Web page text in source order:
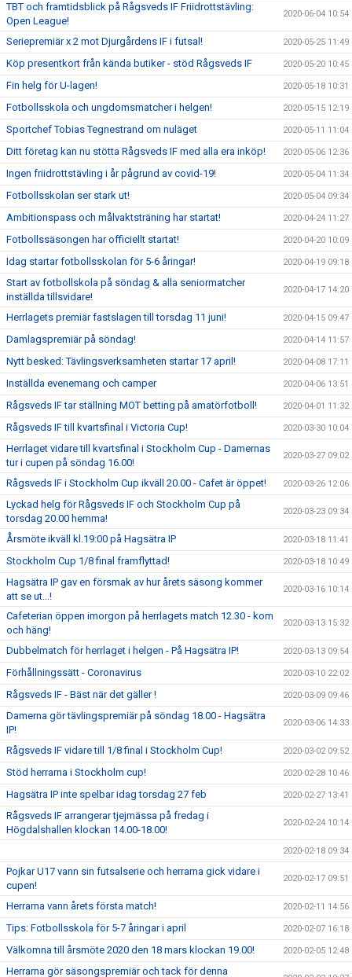
TBT och framtidsblick på Rågsveds IF Friidrottstävling:
Open League!
2020-06-04 10:54
Seriepremiär x 2 mot Djurgårdens IF i futsal! 2020-05-25 11:49
Köp presentkort från kända butiker - stöd Rågsveds IF 2020-05-20 10:45
Fin helg för U-lagen! 2020-05-18 10:31
Fotbollsskola och ungdomsmatcher i helgen! 2020-05-15 12:19
Sportchef Tobias Tegnestrand om nuläget 2020-05-11 11:04
Ditt företag kan nu stötta Rågsveds IF med alla era inköp! 2020-05-06 12:36
Ingen friidrottstävling i år pågrund av covid-19! 2020-05-04 11:34
Fotbollsskolan ser stark ut! 2020-05-04 09:34
Ambitionspass och målvaktsträning har startat! 2020-04-24 11:27
Fotbollssäsongen har officiellt startat! 2020-04-20 10:09
Idag startar fotbollsskolan för 5-6 åringar! 2020-04-19 09:18
Start av fotbollskola på söndag & alla seniormatcher
inställda tillsvidare!
2020-04-17 14:20
Herrlagets premiär fastslagen till torsdag 11 juni! 2020-04-15 09:47
Damlagspremiär på söndag! 2020-04-14 11:57
Nytt besked: Tävlingsverksamheten startar 17 april! 2020-04-08 17:11
Inställda evenemang och camper 2020-04-06 13:51
Rågsveds IF tar ställning MOT betting på amatörfotboll! 2020-04-01 11:32
Rågsveds IF till kvartsfinal i Victoria Cup! 2020-03-30 10:04
Herrlaget vidare till kvartsfinal i Stockholm Cup - Damernas
tur i cupen på söndag 16.00!
2020-03-27 09:02
Rågsveds IF i Stockholm Cup ikväll 20.00 - Cafet är öppet! 2020-03-26 12:06
Lyckad helg för Rågsveds IF och Stockholm Cup på
torsdag 20.00 hemma!
2020-03-23 09:34
Årsmöte ikväll kl.19:00 på Hagsätra IP 2020-03-18 11:41
Stockholm Cup 1/8 final framflyttad! 2020-03-18 10:49
Hagsätra IP gav en försmak av hur årets säsong kommer
att se ut...!
2020-03-16 10:14
Cafeterian öppen imorgon på herrlagets match 12.30 - kom
och häng!
2020-03-13 15:32
Dubbelmatch för herrlaget i helgen - På Hagsätra IP! 2020-03-13 09:54
Förhållningssätt - Coronavirus 2020-03-10 22:02
Rågsveds IF - Bäst när det gäller ! 2020-03-09 09:46
Damerna gör tävlingspremiär på söndag 18.00 - Hagsätra
IP!
2020-03-06 14:33
Rågsveds IF vidare till 1/8 final i Stockholm Cup! 2020-03-02 09:52
Stöd herrarna i Stockholm cup! 2020-02-28 10:46
Hagsätra IP inte spelbar idag torsdag 27 feb 2020-02-27 13:41
Rågsveds IF arrangerar tjejmässa på fredag i
Högdalshallen klockan 14.00-18.00!
2020-02-24 10:14
2020-02-18 09:34
Pojkar U17 vann sin futsalserie och herrarna gick vidare i
cupen!
2020-02-17 09:51
Herrarna vann årets första match! 2020-02-11 14:56
Tips: Fotbollsskola för 5-7 åringar i april 2020-02-07 16:18
Välkomna till årsmöte 2020 den 18 mars klockan 19.00! 2020-02-05 12:48
Herrarna gör säsongspremiär och tack för denna